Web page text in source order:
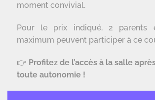
moment convivial.
Pour le prix indiqué, 2 parents
maximum peuvent participer à ce
👉 Profitez de l’accès à la salle
toute autonomie !